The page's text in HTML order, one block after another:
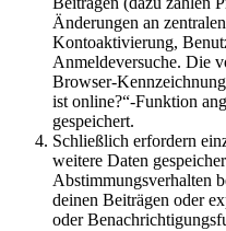
Änderungen an
Kontoaktivierung,
Anmeldeversuche. Die
Browser-
ist online?“-Funktion
gespeichert.
Schließlich erfordern
weitere Daten
Abstimmungsverhalten
deinen Beiträgen oder
oder